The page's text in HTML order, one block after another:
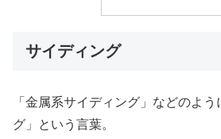
サイディング
「金属系サイディング」などのよ
グ」という言葉。